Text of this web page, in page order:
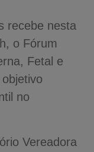
recebe nesta
o Fórum
Fetal e
no
Vereadora